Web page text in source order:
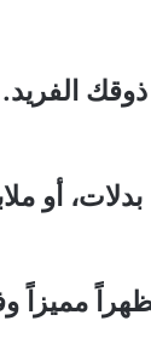
الفريد.
أو
مميزاً